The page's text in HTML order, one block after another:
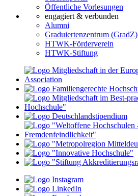
Öffentliche Vorlesungen
engagiert & verbunden
Alumni
Graduiertenzentrum (GradZ)
HTWK-Förderverein
HTWK-Stiftung